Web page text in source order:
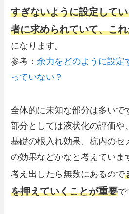
すぎないように設定して
者に求められていて、こ
になります。
参考：余力をどのように設定
っていない？
全体的に未知な部分は多いで
部分としては液状化の評価や
基礎の根入れ効果、杭内のセ
の効果などかなと考えていま
考え出したら無数にあるので
を押えていくことが重要で